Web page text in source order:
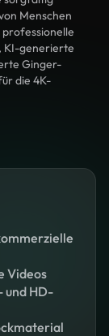
Menschen
KI-generierte
Ginger-
die 4K-
Videos
und HD-